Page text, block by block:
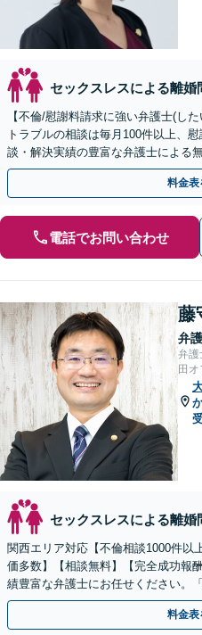
セックスレスによる離婚
【不倫/慰謝料請求に強い弁護士(し
トラブルの相談は毎月100件以上、
談・解決実績の豊富な弁護士による
倫相談は初回0円】【全国対応】
料金表
電話でお問い合わせ
藤
弁
弁護
田
セックスレスによる離婚
関西エリア対応【不倫相談1000件以
価多数】【相談無料】【完全成功報
績豊富な弁護士にお任せください。
側両方対応」人情派弁護士！
料金表